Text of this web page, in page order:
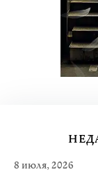
8 июля, 2026